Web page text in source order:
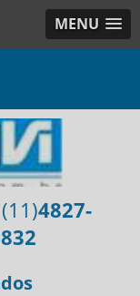
MENU
4827-